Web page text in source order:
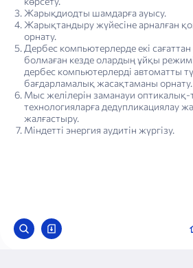
Жарықдиодты шамдарға ауысу.
Жарықтандыру жүйесіне арналған
орнату.
Дербес компьютерлерде екі
болмаған кезде олардың ұйқы
дербес компьютерлерді автоматты
бағдарламалық жасақтаманы орнату.
Мыс желілерін заманауи
технологияларға дедупликациялау
жалғастыру.
Міндетті энергия аудитін жүргізу.